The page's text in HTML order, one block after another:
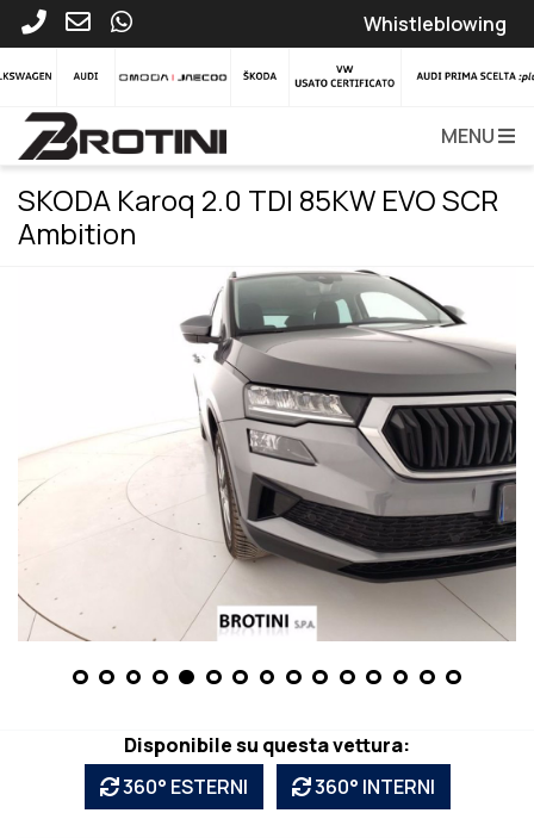
Whistleblowing
MENU
SKODA Karoq 2.0 TDI 85KW EVO SCR
Ambition
Disponibile su questa vettura:
360° ESTERNI
360° INTERNI